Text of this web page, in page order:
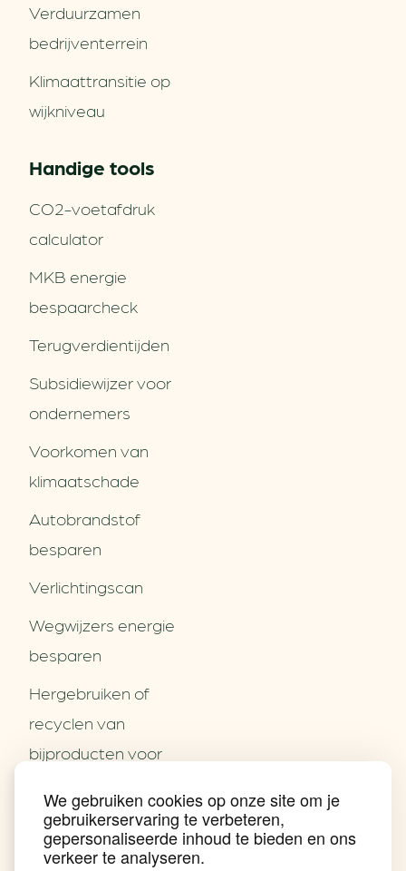
We gebruiken cookies op onze site om je
gebruikerservaring te verbeteren,
gepersonaliseerde inhoud te bieden en ons
verkeer te analyseren.
Partners
Contact
Nieuws
Praktijkverhalen
Events
Nieuwsbrief
Verduurzamen
bedrijventerrein
Klimaattransitie op
wijkniveau
Handige tools
CO2-voetafdruk
calculator
MKB energie
bespaarcheck
Terugverdien­tijden
Subsidiewijzer voor
ondernemers
Voorkomen van
klimaatschade
Autobrandstof
besparen
Verlichtingscan
Wegwijzers energie
besparen
Hergebruiken of
recyclen van
bijproducten voor
Energie besparen op
uw PC